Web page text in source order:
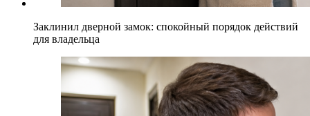
Заклинил дверной замок: спокойный порядок действий
для владельца